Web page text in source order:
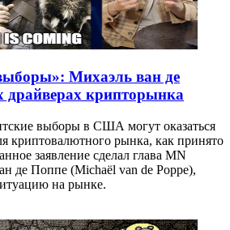
Михаэль ван де
драйверах крипторынка
выборы в США могут оказаться
криптовалютного рынка, как принято
заявление сделал глава MN
де Поппе (Michaël van de Poppe),
на рынке.